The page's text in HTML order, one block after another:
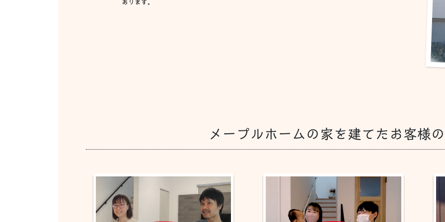
あります。
メープルホームの家を建てたお客様